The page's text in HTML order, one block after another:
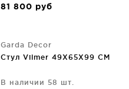
81 800 руб
Garda Decor
Стул Vilmer 49X65X99 CM
В наличии 58 шт.